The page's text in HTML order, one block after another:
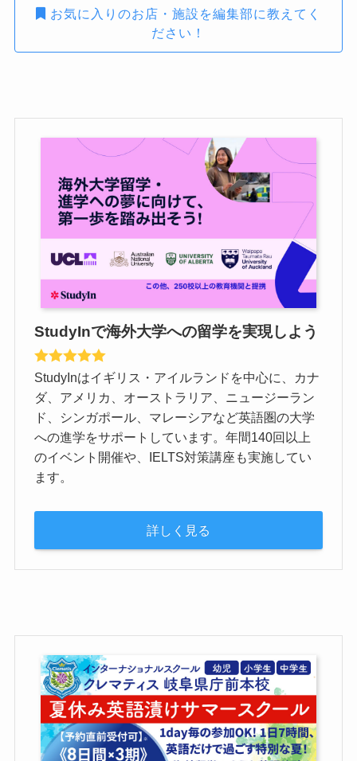
お気に入りのお店・施設を編集部に教えてく
ださい！
StudyInで海外大学への留学を実現しよう
StudyInはイギリス・アイルランドを中心に、カナ
ダ、アメリカ、オーストラリア、ニュージーラン
ド、シンガポール、マレーシアなど英語圏の大学
への進学をサポートしています。年間140回以上
のイベント開催や、IELTS対策講座も実施してい
ます。
詳しく見る